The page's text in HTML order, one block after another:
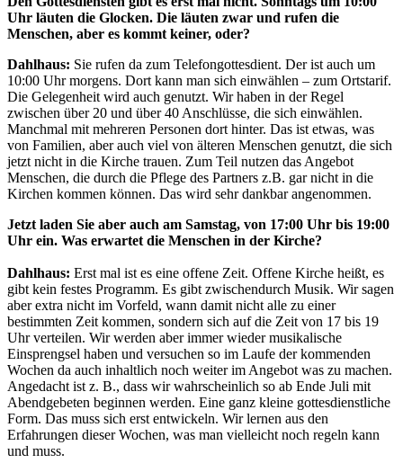
Uhr läuten die Glocken. Die läuten zwar und rufen die
Menschen, aber es kommt keiner, oder?
Dahlhaus: Sie rufen da zum Telefongottesdient. Der ist auch um
10:00 Uhr morgens. Dort kann man sich einwählen – zum Ortstarif.
Die Gelegenheit wird auch genutzt. Wir haben in der Regel
zwischen über 20 und über 40 Anschlüsse, die sich einwählen.
Manchmal mit mehreren Personen dort hinter. Das ist etwas, was
von Familien, aber auch viel von älteren Menschen genutzt, die sich
jetzt nicht in die Kirche trauen. Zum Teil nutzen das Angebot
Menschen, die durch die Pflege des Partners z.B. gar nicht in die
Kirchen kommen können. Das wird sehr dankbar angenommen.
Jetzt laden Sie aber auch am Samstag, von 17:00 Uhr bis 19:00
Uhr ein. Was erwartet die Menschen in der Kirche?
Dahlhaus: Erst mal ist es eine offene Zeit. Offene Kirche heißt, es
gibt kein festes Programm. Es gibt zwischendurch Musik. Wir sagen
aber extra nicht im Vorfeld, wann damit nicht alle zu einer
bestimmten Zeit kommen, sondern sich auf die Zeit von 17 bis 19
Uhr verteilen. Wir werden aber immer wieder musikalische
Einsprengsel haben und versuchen so im Laufe der kommenden
Wochen da auch inhaltlich noch weiter im Angebot was zu machen.
Angedacht ist z. B., dass wir wahrscheinlich so ab Ende Juli mit
Abendgebeten beginnen werden. Eine ganz kleine gottesdienstliche
Form. Das muss sich erst entwickeln. Wir lernen aus den
Erfahrungen dieser Wochen, was man vielleicht noch regeln kann
und muss.